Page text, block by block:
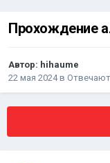
Прохождение
Автор: hihaume
22 мая 2024в